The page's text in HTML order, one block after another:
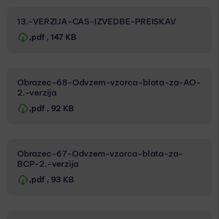
13.-VERZIJA-CAS-IZVEDBE-PREISKAV
,pdf , 147 KB
Obrazec-68-Odvzem-vzorca-blata-za-AO-
2.-verzija
,pdf , 92 KB
Obrazec-67-Odvzem-vzorca-blata-za-
BCP-2.-verzija
,pdf , 93 KB